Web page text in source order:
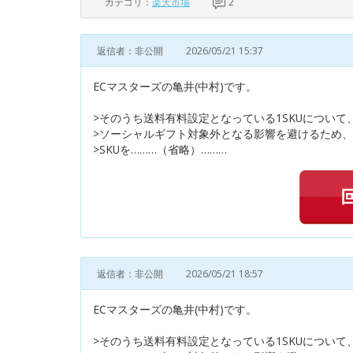
返信者：非公開 2026/05/21 15:37
ECマスターズの亀井(中村)です。
>そのうち送料有料設定となっている1SKUについて
>ソーシャルギフト対象外となる影響を避けるため、
>SKUを………（省略）………
返信者：非公開 2026/05/21 18:57
ECマスターズの亀井(中村)です。
>そのうち送料有料設定となっている1SKUについて